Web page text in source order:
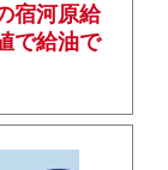
宿河原給
で給油で